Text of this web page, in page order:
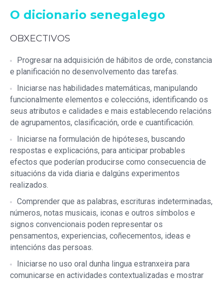
O dicionario senegalego
OBXECTIVOS
Progresar na adquisición de hábitos de orde, constancia
e planificación no desenvolvemento das tarefas.
Iniciarse nas habilidades matemáticas, manipulando
funcionalmente elementos e coleccións, identificando os
seus atributos e calidades e mais establecendo relacións
de agrupamentos, clasificación, orde e cuantificación.
Iniciarse na formulación de hipóteses, buscando
respostas e explicacións, para anticipar probables
efectos que poderían producirse como consecuencia de
situacións da vida diaria e dalgúns experimentos
realizados.
Comprender que as palabras, escrituras indeterminadas,
números, notas musicais, iconas e outros símbolos e
signos convencionais poden representar os
pensamentos, experiencias, coñecementos, ideas e
intencións das persoas.
Iniciarse no uso oral dunha lingua estranxeira para
comunicarse en actividades contextualizadas e mostrar